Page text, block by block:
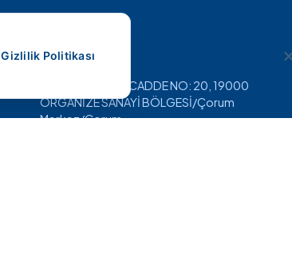
İletişim
Pınarçay OSB, 5.CADDE NO: 20, 19000
ORGANİZE SANAYİ BÖLGESİ/Çorum
Merkez/Çorum
Gizlilik Politikası